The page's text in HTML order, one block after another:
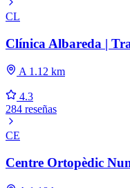
CL
Clínica Albareda |
A 1.12 km
4.3
284 reseñas
CE
Centre Ortopèdic